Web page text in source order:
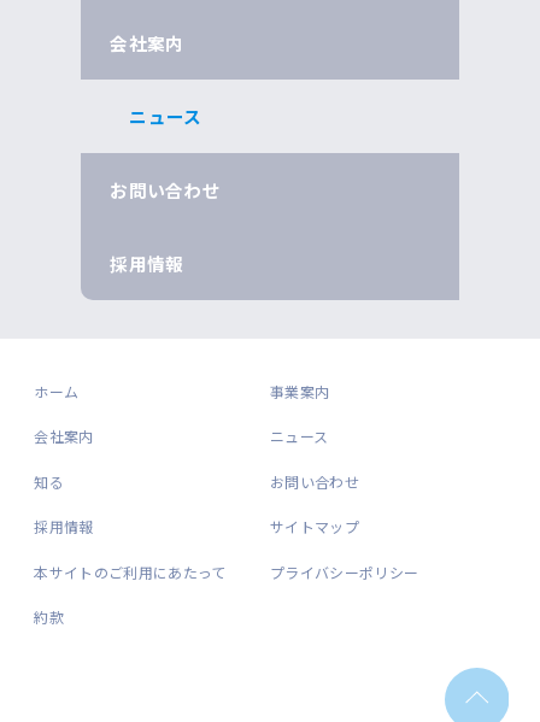
会社案内
ニュース
お問い合わせ
採用情報
ホーム 事業案内
会社案内 ニュース
知る お問い合わせ
採用情報 サイトマップ
本サイトのご利用にあたって プライバシーポリシー
約款